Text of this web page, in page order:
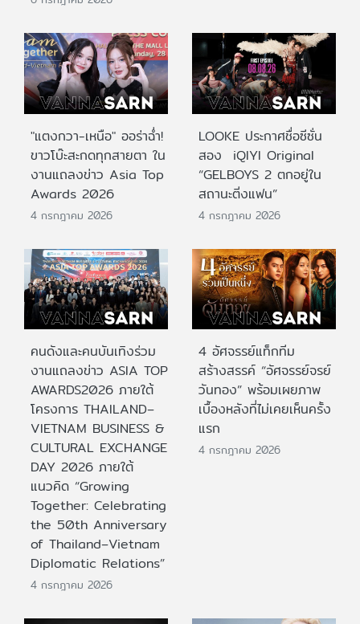
"แตงกวา-เหนือ" ออร่าฉ่ำ!
ขาวโบ๊ะสะกดทุกสายตา ใน
งานแถลงข่าว Asia Top
Awards 2026
4 กรกฎาคม 2026
LOOKE ประกาศชื่อซีซั่น
สอง iQIYI Original
“GELBOYS 2 ตกอยู่ใน
สถานะติ่งแฟน”
4 กรกฎาคม 2026
คนดังและคนบันเทิงร่วม
งานแถลงข่าว ASIA TOP
AWARDS2026 ภายใต้
โครงการ THAILAND–
VIETNAM BUSINESS &
CULTURAL EXCHANGE
DAY 2026 ภายใต้
แนวคิด “Growing
Together: Celebrating
the 50th Anniversary
of Thailand–Vietnam
Diplomatic Relations”
4 กรกฎาคม 2026
4 อัศจรรย์แท็กทีม
สร้างสรรค์ “อัศจรรย์จรย์
วันทอง” พร้อมเผยภาพ
เบื้องหลังที่ไม่เคยเห็นครั้ง
แรก
4 กรกฎาคม 2026